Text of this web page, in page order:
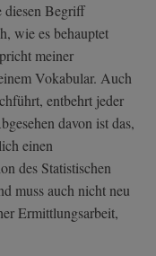
diesen Begriff
wie es behauptet
meiner
Vokabular. Auch
entbehrt jeder
davon ist das,
einen
des Statistischen
muss auch nicht neu
Ermittlungsarbeit,